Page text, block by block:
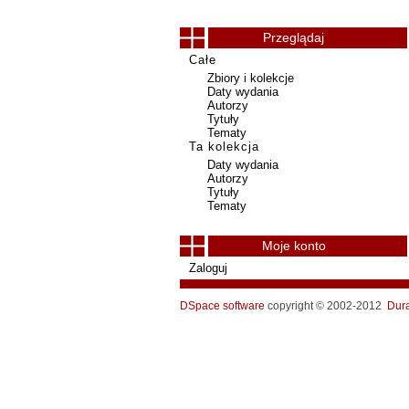
Przeglądaj
Całe
Zbiory i kolekcje
Daty wydania
Autorzy
Tytuły
Tematy
Ta kolekcja
Daty wydania
Autorzy
Tytuły
Tematy
Moje konto
Zaloguj
DSpace software copyright © 2002-2012